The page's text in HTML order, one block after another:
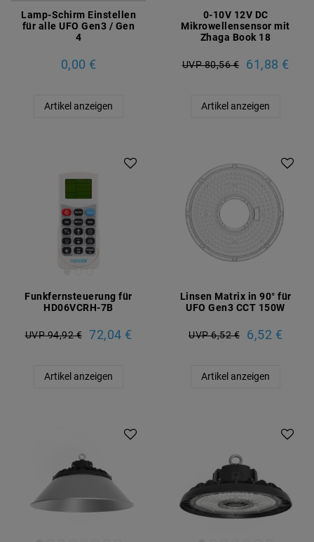
Lamp-Schirm Einstellen
für alle UFO Gen3 / Gen
4
0,00 €
Artikel anzeigen
0-10V 12V DC
Mikrowellensensor mit
Zhaga Book 18
UVP 80,56 € 61,88 €
Artikel anzeigen
Funkfernsteuerung für
HD06VCRH-7B
UVP 94,92 € 72,04 €
Artikel anzeigen
Linsen Matrix in 90° für
UFO Gen3 CCT 150W
UVP 6,52 € 6,52 €
Artikel anzeigen